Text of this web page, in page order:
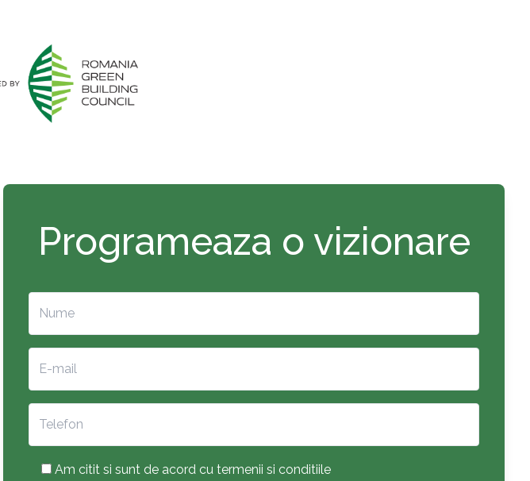
Programeaza o vizionare
Am citit si sunt de acord cu termenii si conditiile